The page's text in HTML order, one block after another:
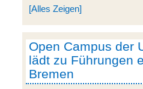
[Alles Zeigen]
Open Campus der
lädt zu Führungen
Bremen